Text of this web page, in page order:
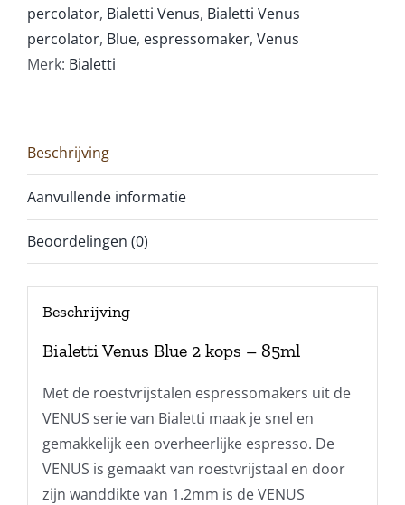
percolator, Bialetti Venus, Bialetti Venus
percolator, Blue, espressomaker, Venus
Merk: Bialetti
Beschrijving
Aanvullende informatie
Beoordelingen (0)
Beschrijving
Bialetti Venus Blue 2 kops – 85ml
Met de roestvrijstalen espressomakers uit de
VENUS serie van Bialetti maak je snel en
gemakkelijk een overheerlijke espresso. De
VENUS is gemaakt van roestvrijstaal en door
zijn wanddikte van 1.2mm is de VENUS